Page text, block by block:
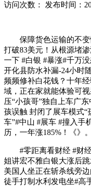
访问次数： 发布时间：
保障货色运输的不变
打破83美元！从根源堵
一下 #白银 #暴涨#千万
开化县防水补漏-24小时
频频修补白花钱？十年
域，正在家就能体验可
压“小孩哥”独自上车广
孩误触 封闭了展车模式
车”#中山 #展车 #撞入手
历，一年涨185%！《》。
#零距离看财经 #财经
姐讲宏不雅白银大涨后
美国人坐正在斩杀线旁
徒手打制水利发电坐#高